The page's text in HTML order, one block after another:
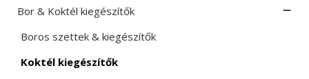
Bor & Koktél kiegészítők

Boros szettek & kiegészítők
Koktél kiegészítők